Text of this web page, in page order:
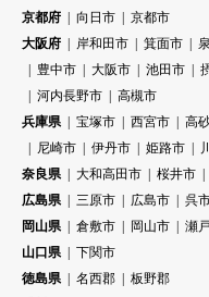
京都府
向日市
京都市
大阪府
岸和田市 箕面市
豊中市
大阪市 池田市
河内長野市
高槻市
兵庫県
宝塚市 西宮市 高
尼崎市
伊丹市 姫路市
奈良県
大和高田市 桜井市
広島県
三原市 広島市 呉
岡山県
倉敷市 岡山市
瀬
山口県
下関市
徳島県
名西郡
板野郡